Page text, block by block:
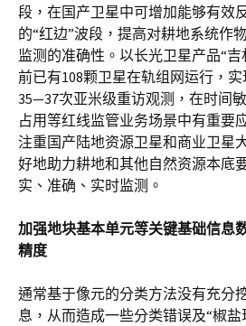
段，在国产卫星中可增加能够有效
的“红边”波段，提高对耕地系统作
监测的准确性。以长光卫星产品“
前已有108颗卫星在轨组网运行，
35—37次亚米级重访观测，在时间
占用等红线监管业务场景中有重要
注重国产陆地资源卫星和商业卫星
好地助力耕地和其他自然资源本底
实、准确、实时监测。
加强地块基本单元等关键基础信息
精度
通常基于像元的分类方法没有充分
息，从而造成一些分类错误及“椒